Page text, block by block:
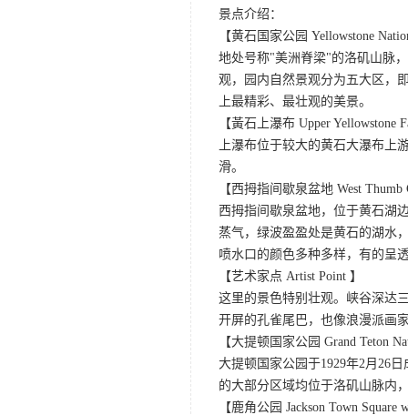
景点介绍：
【黄石国家公园 Yellowstone
地处号称"美洲脊梁"的洛矶山脉
观，园内自然景观分为五大区，
上最精彩、最壮观的美景。
【黃石上瀑布 Upper Yellowstone
上瀑布位于较大的黄石大瀑布上
滑。
【西拇指间歇泉盆地 West Thumb
西拇指间歇泉盆地，位于黄石湖
蒸气，绿波盈盈处是黄石的湖水
喷水口的颜色多种多样，有的呈
【艺术家点 Artist Point 】
这里的景色特别壮观。峡谷深达
开屏的孔雀尾巴，也像浪漫派画
【大提顿国家公园 Grand Teton
大提顿国家公园于1929年2月26
的大部分区域均位于洛矶山脉内
【鹿角公园 Jackson Town